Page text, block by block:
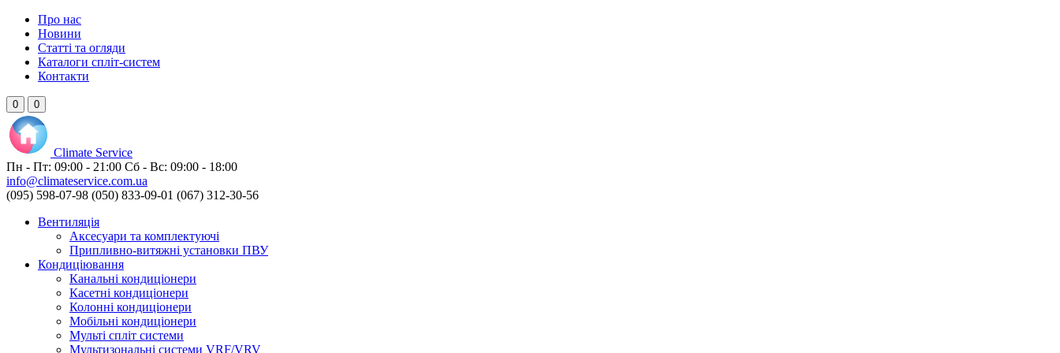
Про нас
Новини
Статті та огляди
Каталоги спліт-систем
Контакти
0 0
Climate Service
Пн - Пт: 09:00 - 21:00 Сб - Вс: 09:00 - 18:00
info@climateservice.com.ua
(095) 598-07-98 (050) 833-09-01 (067) 312-30-56
Вентиляція
Аксесуари та комплектуючі
Припливно-витяжні установки ПВУ
Кондиціювання
Канальні кондиціонери
Касетні кондиціонери
Колонні кондиціонери
Мобільні кондиціонери
Мульті спліт системи
Мультизональні системи VRF/VRV